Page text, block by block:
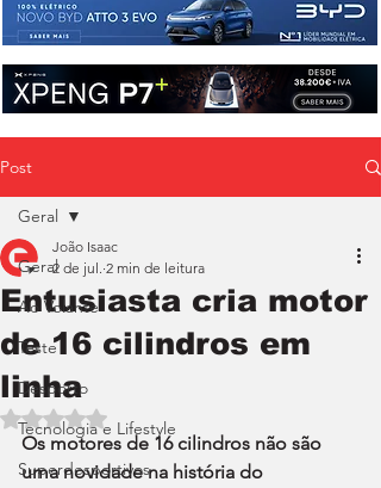
Post
Geral
Ao Volante
Teste
Desporto
Tecnologia e Lifestyle
Superdesportivos
Geral
Entusiasta cria motor
de 16 cilindros em
linha
João Isaac
2 de jul. 2 min de leitura
Avaliado com NaN de 5 estrelas.
Os motores de 16 cilindros não são
uma novidade na história do